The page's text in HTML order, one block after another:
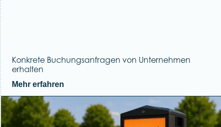
Konkrete Buchungsanfragen von Unternehmen
erhalten
Mehr erfahren